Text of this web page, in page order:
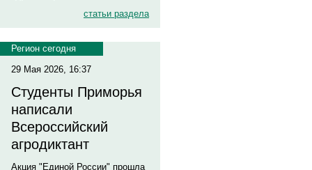
статьи раздела
Регион сегодня
29 Мая 2026, 16:37
Студенты Приморья
написали
Всероссийский
агродиктант
Акция "Единой России" прошла